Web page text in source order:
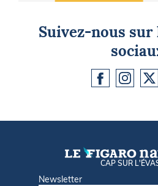
Suivez-nous sur
CAP SUR
Newsletter